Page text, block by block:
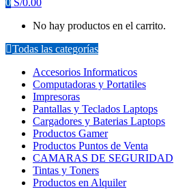
0 S/0.00
No hay productos en el carrito.
Todas las categorías
Accesorios Informaticos
Computadoras y Portatiles
Impresoras
Pantallas y Teclados Laptops
Cargadores y Baterias Laptops
Productos Gamer
Productos Puntos de Venta
CAMARAS DE SEGURIDAD
Tintas y Toners
Productos en Alquiler